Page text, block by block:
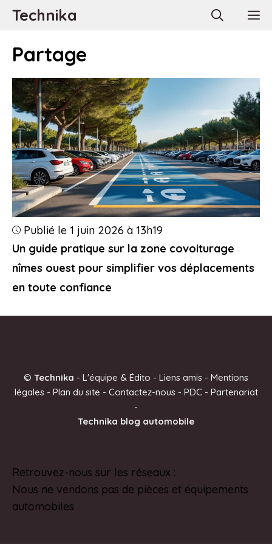
AllerTechnika
Partage
Un guide pratique sur la zone covoiturage
nîmes ouest pour simplifier vos déplacements
en toute confiance
Publié le 1 juin 2026 à 13h19
© Technika - L'équipe & Édito - Liens amis - Mentions
légales- Plan du site - Contactez-nous- PDC - Partenariat
-
Technika blog automobile
Retrouvez-nous sur les réseaux :
Nous ne vendons pas de pièces et équipements
automobiles